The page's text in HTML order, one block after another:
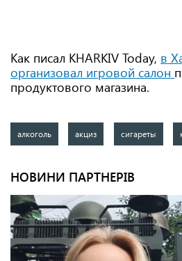
Как писал KHARKIV Today, в
организовал игровой салон
продуктового магазина.
алкоголь акциз сигареты